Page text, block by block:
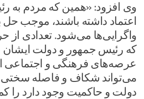
وی افزود: «همین که مردم به
اعتماد داشته باشند، موجب
واگرایی‌ها می‌شود. تعدادی از
که رئیس جمهور و دولت ایشان
عرصه‌های فرهنگی و اجتماعی
می‌تواند شکاف و فاصله سختی
دولت و حاکمیت وجود دارد را